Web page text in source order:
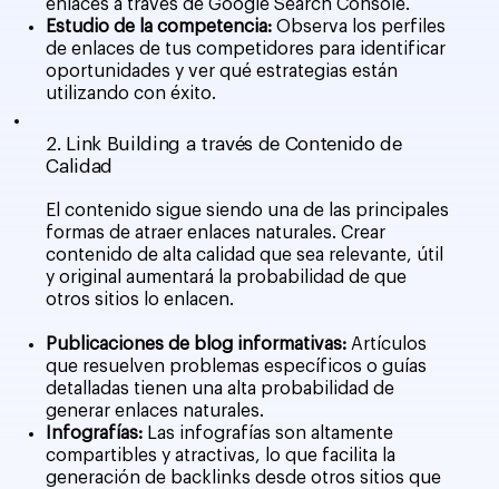
enlaces a través de Google Search Console.
Estudio de la competencia: Observa los perfiles
de enlaces de tus competidores para identificar
oportunidades y ver qué estrategias están
utilizando con éxito.
2. Link Building a través de Contenido de
Calidad
El contenido sigue siendo una de las principales
formas de atraer enlaces naturales. Crear
contenido de alta calidad que sea relevante, útil
y original aumentará la probabilidad de que
otros sitios lo enlacen.
Publicaciones de blog informativas: Artículos
que resuelven problemas específicos o guías
detalladas tienen una alta probabilidad de
generar enlaces naturales.
Infografías: Las infografías son altamente
compartibles y atractivas, lo que facilita la
generación de backlinks desde otros sitios que